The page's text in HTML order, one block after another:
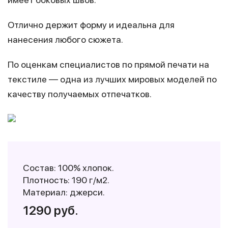
Отлично держит форму и идеальна для
нанесения любого сюжета.
По оценкам специалистов по прямой печати на
текстиле — одна из лучших мировых моделей по
качеству получаемых отпечатков.
Состав: 100% хлопок.
Плотность: 190 г/м2.
Материал: джерси.
1290 руб.